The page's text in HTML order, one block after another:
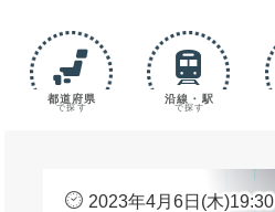
都道府県
で探す
沿線・駅
で探す
2023年4月6日(木)19:30